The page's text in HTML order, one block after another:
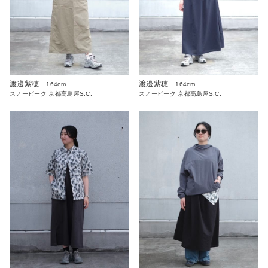
渡邊紫穂
164cm
スノーピーク 京都高島屋S.C.
渡邊紫穂
164cm
スノーピーク 京都高島屋S.C.